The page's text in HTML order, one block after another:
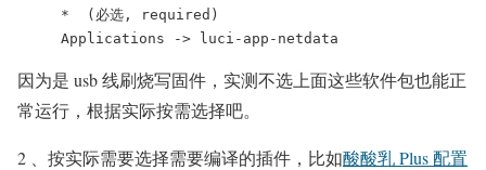
     *  (必选, required)
     Applications -> luci-app-netdata
因为是 usb 线刷烧写固件，实测不选上面这些软件包也能正
常运行，根据实际按需选择吧。
2 、按实际需要选择需要编译的插件，比如酸酸乳 Plus 配置